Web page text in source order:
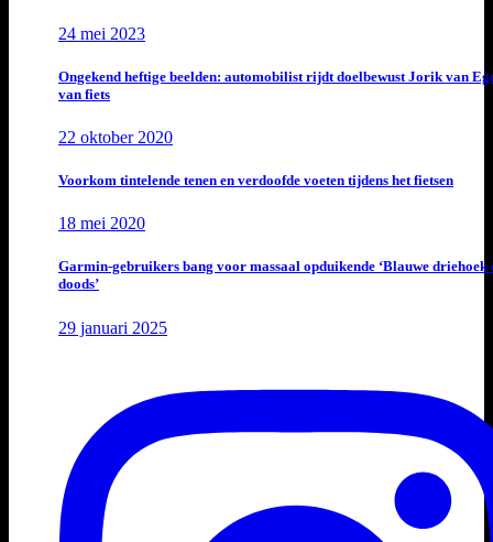
24 mei 2023
Ongekend heftige beelden: automobilist rijdt doelbewust Jorik van
van fiets
22 oktober 2020
Voorkom tintelende tenen en verdoofde voeten tijdens het fietsen
18 mei 2020
Garmin-gebruikers bang voor massaal opduikende ‘Blauwe driehoek
doods’
29 januari 2025